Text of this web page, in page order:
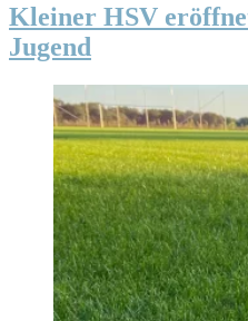
Kleiner HSV
Jugend